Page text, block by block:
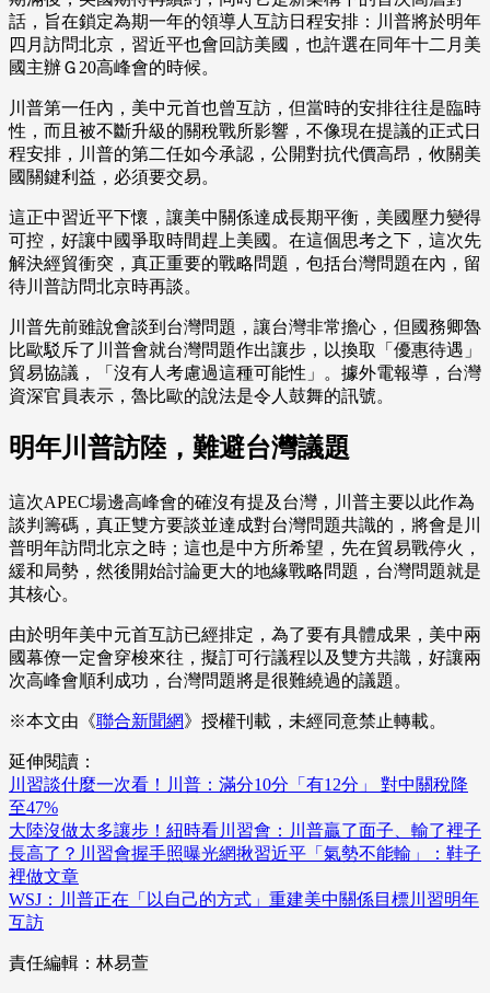
話，旨在鎖定為期一年的領導人互訪日程安排：川普將於明年
四月訪問北京，習近平也會回訪美國，也許選在同年十二月美
國主辦Ｇ20高峰會的時候。
川普第一任內，美中元首也曾互訪，但當時的安排往往是臨時
性，而且被不斷升級的關稅戰所影響，不像現在提議的正式日
程安排，川普的第二任如今承認，公開對抗代價高昂，攸關美
國關鍵利益，必須要交易。
這正中習近平下懷，讓美中關係達成長期平衡，美國壓力變得
可控，好讓中國爭取時間趕上美國。在這個思考之下，這次先
解決經貿衝突，真正重要的戰略問題，包括台灣問題在內，留
待川普訪問北京時再談。
川普先前雖說會談到台灣問題，讓台灣非常擔心，但國務卿魯
比歐駁斥了川普會就台灣問題作出讓步，以換取「優惠待遇」
貿易協議，「沒有人考慮過這種可能性」。據外電報導，台灣
資深官員表示，魯比歐的說法是令人鼓舞的訊號。
明年川普訪陸，難避台灣議題
這次APEC場邊高峰會的確沒有提及台灣，川普主要以此作為
談判籌碼，真正雙方要談並達成對台灣問題共識的，將會是川
普明年訪問北京之時；這也是中方所希望，先在貿易戰停火，
緩和局勢，然後開始討論更大的地緣戰略問題，台灣問題就是
其核心。
由於明年美中元首互訪已經排定，為了要有具體成果，美中兩
國幕僚一定會穿梭來往，擬訂可行議程以及雙方共識，好讓兩
次高峰會順利成功，台灣問題將是很難繞過的議題。
※本文由《聯合新聞網》授權刊載，未經同意禁止轉載。
延伸閱讀：
川習談什麼一次看！川普：滿分10分「有12分」 對中關稅降
至47%
大陸沒做太多讓步！紐時看川習會：川普贏了面子、輸了裡子
長高了？川習會握手照曝光網揪習近平「氣勢不能輸」：鞋子
裡做文章
WSJ：川普正在「以自己的方式」重建美中關係目標川習明年
互訪
責任編輯：林易萱